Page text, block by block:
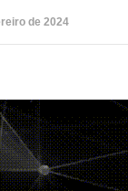
de 2024